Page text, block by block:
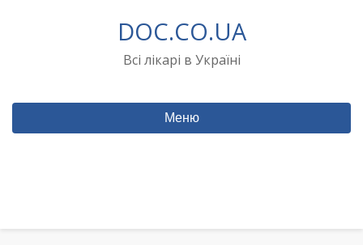
DOC.CO.UA
Всі лікарі в Україні
Меню